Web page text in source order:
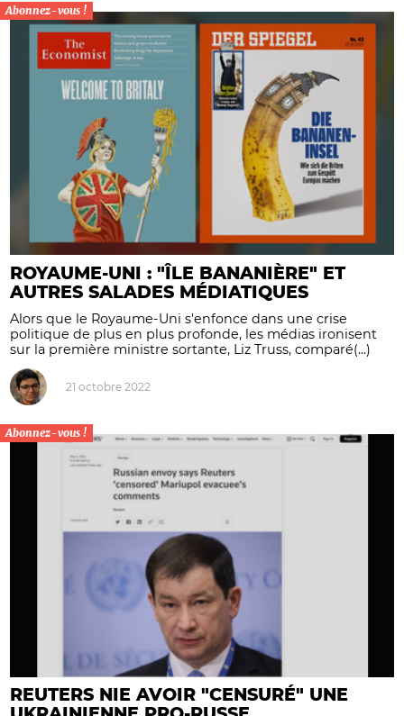
Abonnez-vous !
ROYAUME-UNI : "ÎLE BANANIÈRE" ET
AUTRES SALADES MÉDIATIQUES
Alors que le Royaume-Uni s'enfonce dans une crise
politique de plus en plus profonde, les médias ironisent
sur la première ministre sortante, Liz Truss, comparé(...)
21 octobre 2022
Abonnez-vous !
REUTERS NIE AVOIR "CENSURÉ" UNE